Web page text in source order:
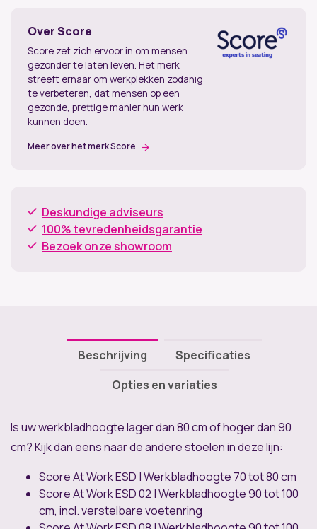
Over Score
Score zet zich ervoor in om mensen
gezonder te laten leven. Het merk
streeft ernaar om werkplekken zodanig
te verbeteren, dat mensen op een
gezonde, prettige manier hun werk
kunnen doen.
Meer over het merk Score
Deskundige adviseurs
100% tevredenheidsgarantie
Bezoek onze showroom
Beschrijving
Specificaties
Opties en variaties
Is uw werkbladhoogte lager dan 80 cm of hoger dan 90
cm? Kijk dan eens naar de andere stoelen in deze lijn:
Score At Work ESD | Werkbladhoogte 70 tot 80 cm
Score At Work ESD 02 | Werkbladhoogte 90 tot 100
cm, incl. verstelbare voetenring